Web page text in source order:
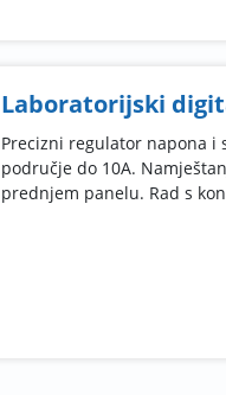
Laboratorijski
Precizni regulator napona i
područje do 10A.
prednjem panelu. Rad s